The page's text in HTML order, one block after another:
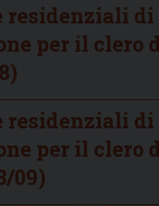
residenziali di
per il clero
residenziali di
per il clero
09)